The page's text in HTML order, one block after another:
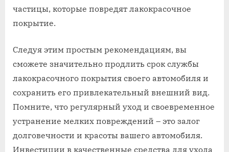
частицы‚ которые повредят лакокрасочное
покрытие.
Следуя этим простым рекомендациям‚ вы
сможете значительно продлить срок службы
лакокрасочного покрытия своего автомобиля и
сохранить его привлекательный внешний вид.
Помните‚ что регулярный уход и своевременное
устранение мелких повреждений – это залог
долговечности и красоты вашего автомобиля.
Инвестиции в качественные средства для ухода